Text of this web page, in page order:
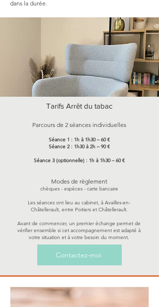
dans la durée.
Tarifs Arrêt du tabac
Parcours de 2 séances individuelles
Séance 1 : 1h à 1h30 – 60 €
Séance 2 : 1h30 à 2h – 90 €
Séance 3 (optionnelle) : 1h à 1h30 – 60 €
Modes de règlement
chèques - espèces - carte bancaire
Les séances ont lieu au cabinet, à Availles-en-
Châtellerault, entre Poitiers et Châtellerault.
Avant de commencer, un premier échange permet de
vérifier ensemble si cet accompagnement est adapté à
votre situation et à votre besoin du moment.
Contactez-moi